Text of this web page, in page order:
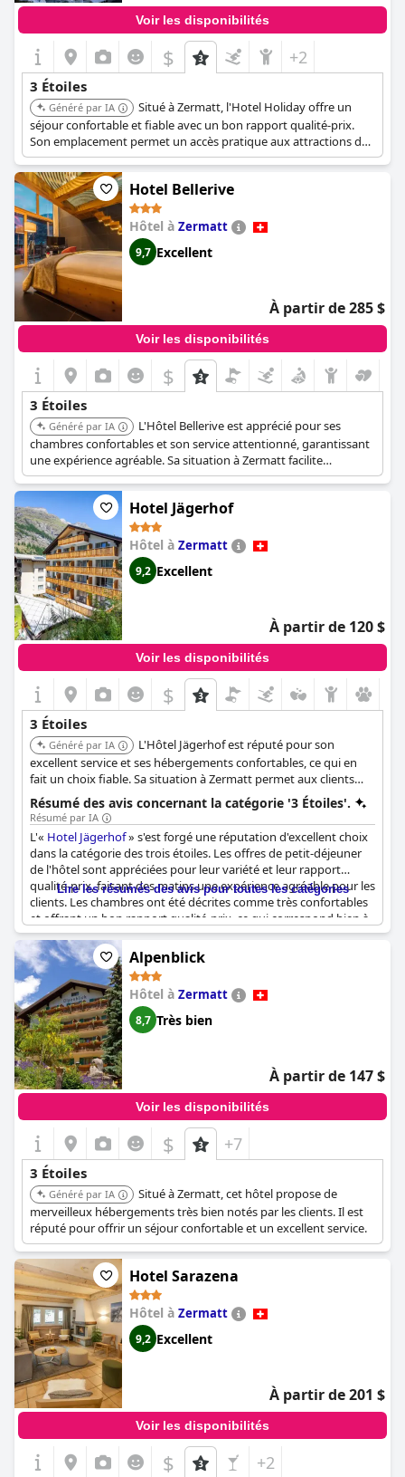
Voir les disponibilités
$ +2
3 Étoiles
Généré par IA
Situé à Zermatt, l'Hotel Holiday offre un
séjour confortable et fiable avec un bon rapport qualité-prix.
Son emplacement permet un accès pratique aux attractions de
la ville et aux activités de plein air.
Hotel Bellerive
Hôtel à Zermatt
9,7 Excellent
À partir de 285 $
Voir les disponibilités
$
3 Étoiles
Généré par IA
L'Hôtel Bellerive est apprécié pour ses
chambres confortables et son service attentionné, garantissant
une expérience agréable. Sa situation à Zermatt facilite
l'exploration du village et des montagnes environnantes.
Hotel Jägerhof
Hôtel à Zermatt
9,2 Excellent
À partir de 120 $
Voir les disponibilités
$
3 Étoiles
Généré par IA
L'Hôtel Jägerhof est réputé pour son
excellent service et ses hébergements confortables, ce qui en
fait un choix fiable. Sa situation à Zermatt permet aux clients
d'explorer facilement la ville.
Résumé des avis concernant la catégorie '3 Étoiles'.
Résumé par IA
L'« Hotel Jägerhof» s'est forgé une réputation d'excellent choix
dans la catégorie des trois étoiles. Les offres de petit-déjeuner
de l'hôtel sont appréciées pour leur variété et leur rapport
qualité-prix, faisant des matins une expérience agréable pour les
clients. Les chambres ont été décrites comme très confortables
et offrant un bon rapport qualité-prix, ce qui correspond bien à
son classement trois étoiles. L'ambiance de l'hôtel a été notée
comme parfaite avec une décoration magnifique ajoutant à son
charme.
L'hôtel maintient un niveau de propreté constant et est bien
géré, garantissant une expérience agréable aux clients. Les
services sont simples mais efficaces et le personnel est
constamment amical, créant un environnement accueillant.
Dans l'ensemble, l'«
» répond et dépasse souvent
les attentes d'un hôtel trois étoiles standard, offrant un
excellent rapport qualité-prix. Cependant, certains avis
indiquent qu'il y a une marge d'amélioration en termes
d'atteinte des pleines normes trois étoiles. Malgré cela, la
majorité des clients passent un séjour très agréable, le louant
comme un choix idéal et magnifique dans sa catégorie.
Lire les résumés des avis pour toutes les catégories
Alpenblick
Hôtel à Zermatt
8,7 Très bien
À partir de 147 $
Voir les disponibilités
$ +7
3 Étoiles
Généré par IA
Situé à Zermatt, cet hôtel propose de
merveilleux hébergements très bien notés par les clients. Il est
réputé pour offrir un séjour confortable et un excellent service.
Hotel Sarazena
Hôtel à Zermatt
9,2 Excellent
À partir de 201 $
Voir les disponibilités
$ +2